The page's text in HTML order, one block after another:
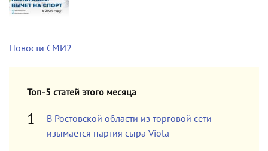
Новости СМИ2
Топ-5 статей этого месяца
В Ростовской области из торговой сети
изымается партия сыра Viola